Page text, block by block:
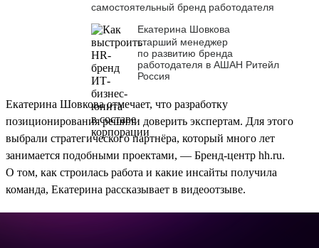
самостоятельный бренд работодателя
Екатерина Шовкова
старший менеджер
по развитию бренда
работодателя в АШАН Ритейл
Россия
Екатерина Шовкова отмечает, что разработку
позиционирования решили доверить экспертам. Для этого
выбрали стратегического партнёра, который много лет
занимается подобными проектами, — Бренд-центр hh.ru.
О том, как строилась работа и какие инсайты получила
команда, Екатерина рассказывает в видеоотзыве.